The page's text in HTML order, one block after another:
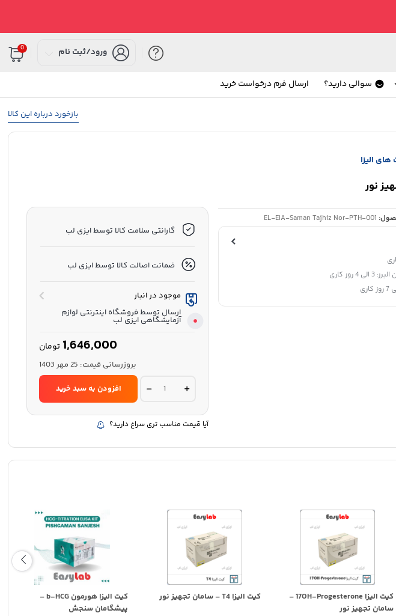
ورود/ثبت نام 0
سوالی دارید؟ ارسال فرم درخواست خرید
بازخورد درباره این کالا
الیزا
EL-EIA-Saman Tajhiz Nor-PTH-001
روز کاری
گارانتی سلامت کالا توسط ایزی لب
ضمانت اصالت کالا توسط ایزی لب
موجود در انبار
ارسال توسط فروشگاه اینترنتی لوازم
آزمایشگاهی ایزی لب
1,646,000 تومان
بروزرسانی قیمت: 25 مهر 1403
کیت
الیزا
-
سامان
نور
افزودن به سبد خرید
آیا قیمت مناسب تری سراغ دارید؟
کیت الیزا 17OH-Progesterone –
سامان تجهیز نور
کیت الیزا T4 – سامان تجهیز نور
کیت الیزا هورمون b-HCG –
پیشگامان سنجش